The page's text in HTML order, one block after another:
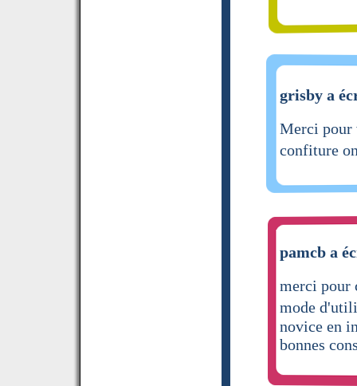
grisby a
Merci pour
confiture
pamcb a
merci pour
mode
novice en
bonnes